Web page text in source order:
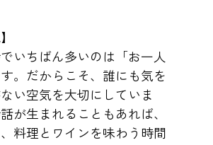
いちばん多いのは「お一人
。 だからこそ、誰にも気を
い空気を大切にしていま
が生まれることもあれば、
料理とワインを味わう時間